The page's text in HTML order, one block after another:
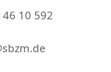
10 592